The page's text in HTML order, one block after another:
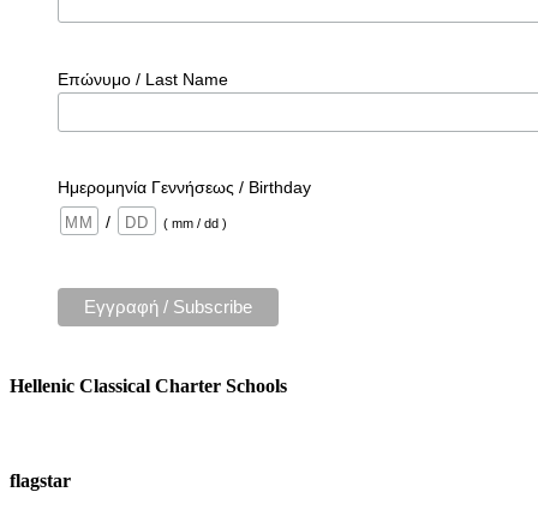
Επώνυμο / Last Name
Ημερομηνία Γεννήσεως / Birthday
/
( mm / dd )
Hellenic Classical Charter Schools
flagstar